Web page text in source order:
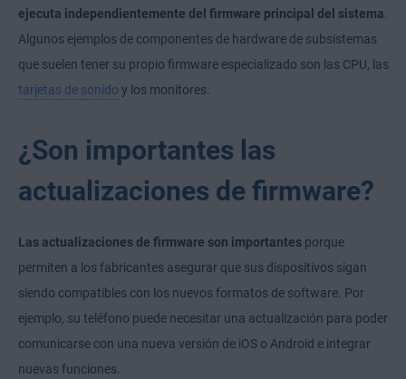
ejecuta independientemente del firmware principal del sistema
Algunos ejemplos de componentes de hardware de subsistemas
que suelen tener su propio firmware especializado son las CPU, las
tarjetas de sonido y los monitores.
¿Son importantes las
actualizaciones de firmware?
Las actualizaciones de firmware son importantes porque
permiten a los fabricantes asegurar que sus dispositivos sigan
siendo compatibles con los nuevos formatos de software. Por
ejemplo, su teléfono puede necesitar una actualización para poder
comunicarse con una nueva versión de iOS o Android e integrar
nuevas funciones.